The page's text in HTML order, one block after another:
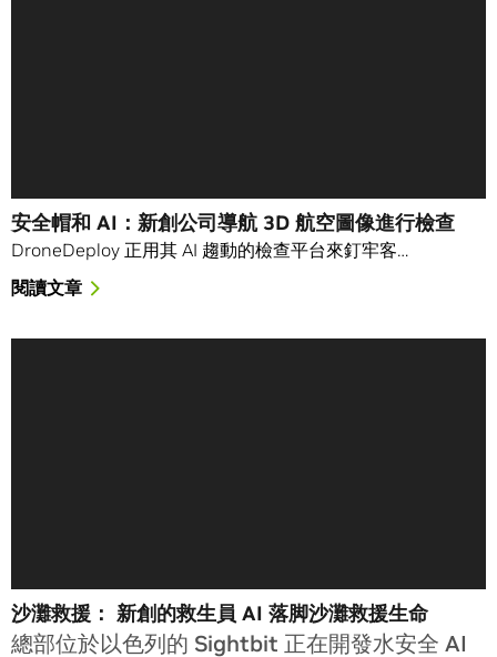
安全帽和 AI：新創公司導航 3D 航空圖像進行檢查
DroneDeploy 正用其 AI 趨動的檢查平台來釘牢客…
閱讀文章
沙灘救援： 新創的救生員 AI 落脚沙灘救援生命
總部位於以色列的 Sightbit 正在開發水安全 AI